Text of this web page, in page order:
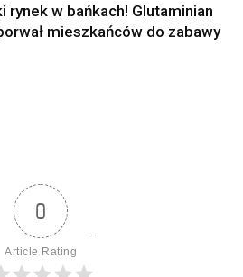
rynek w bańkach! Glutaminian
mieszkańców do zabawy
0
Article Rating